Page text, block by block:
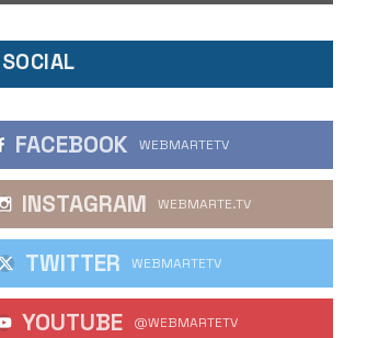
SOCIAL
FACEBOOK WEBMARTETV
INSTAGRAM WEBMARTE.TV
TWITTER WEBMARTETV
YOUTUBE @WEBMARTETV